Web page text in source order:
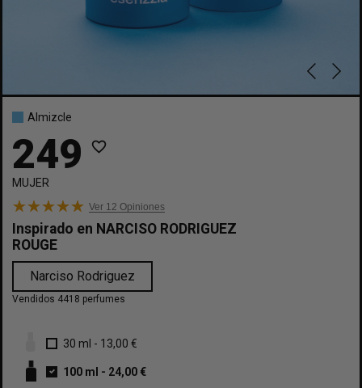
Almizcle
249 favorite_border
MUJER
Ver 12 Opiniones
Inspirado en NARCISO RODRIGUEZ
ROUGE
Narciso Rodriguez
Vendidos 4418 perfumes
30 ml - 13,00 €
100 ml - 24,00 €